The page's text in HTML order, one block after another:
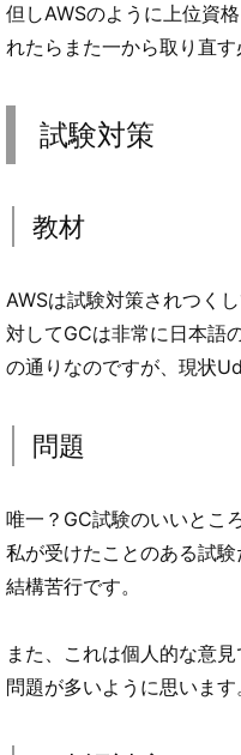
但しAWSのように上位資
れたらまた一から取り直す
試験対策
教材
AWSは試験対策されつく
対してGCは非常に日本語
の通りなのですが、現状
問題
唯一？GC試験のいいとこ
私が受けたことのある試
結構苦行です。
また、これは個人的な意
問題が多いように思います